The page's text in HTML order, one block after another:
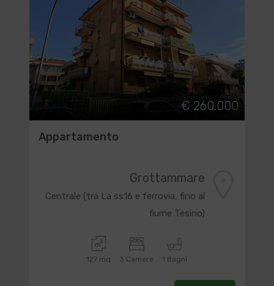
€ 260.000
Appartamento
Grottammare
Centrale (tra La ss16 e ferrovia, fino al
fiume Tesino)
127 mq 3 Camere 1 Bagni